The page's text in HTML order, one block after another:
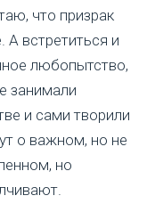
что призрак
встретиться и
любопытство,
занимали
и сами творили
о важном, но не
но